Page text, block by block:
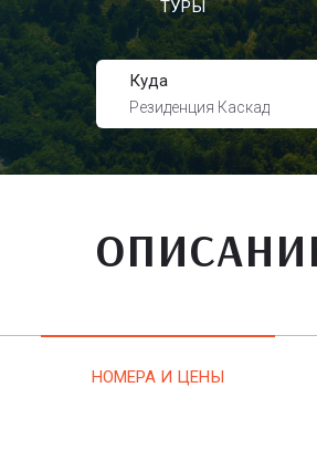
ТУРЫ
Куда
Резиденция Каскад
НОМЕРА И ЦЕНЫ